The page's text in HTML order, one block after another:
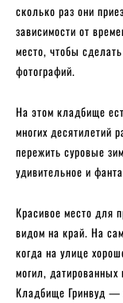
сколько раз они
зависимости от
место, чтобы
фотографий.
На этом кладбище
многих десятилетий
пережить суровые
удивительное и
Красивое место для
видом на край. На
когда на улице
могил, датированных
Кладбище Гринвуд —